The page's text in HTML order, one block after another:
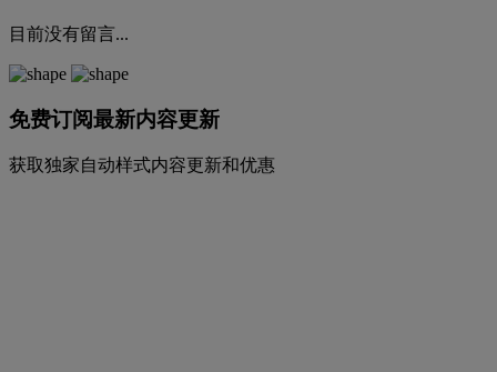
目前没有留言...
免费订阅最新内容更新
获取独家自动样式内容更新和优惠